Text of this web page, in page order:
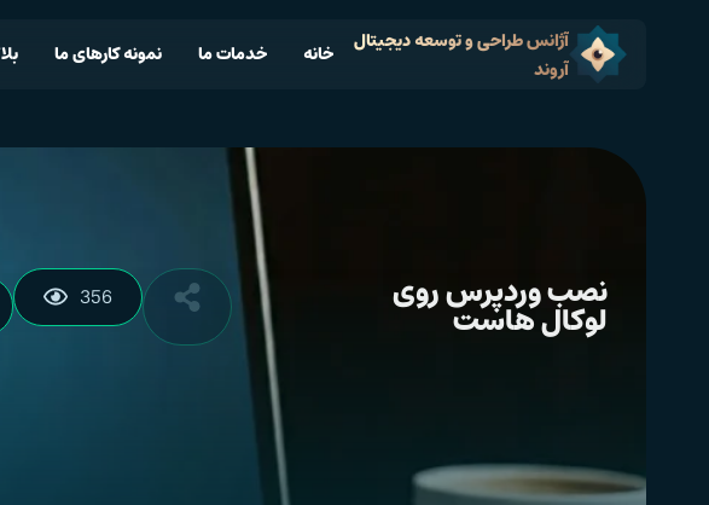
آژانس طراحی و توسعه دیجیتال
آروند
خانه خدمات ما نمونه کارهای ما
نصب وردپرس روی
لوکال هاست 356